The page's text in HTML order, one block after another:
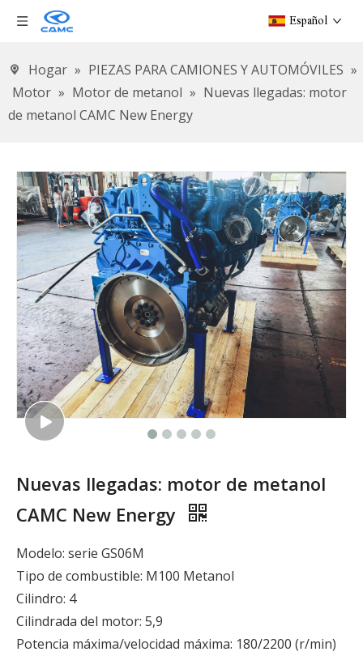
Español
Hogar » PIEZAS PARA CAMIONES Y AUTOMÓVILES »
Motor » Motor de metanol » Nuevas llegadas: motor
de metanol CAMC New Energy
Nuevas llegadas: motor de metanol
CAMC New Energy
Modelo: serie GS06M
Tipo de combustible: M100 Metanol
Cilindro: 4
Cilindrada del motor: 5,9
Potencia máxima/velocidad máxima: 180/2200 (r/min)